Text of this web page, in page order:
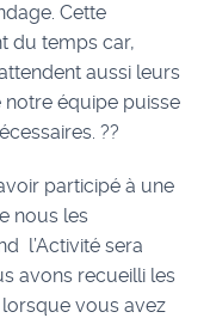
Cette
du temps car,
aussi leurs
notre équipe puisse
??
participé à une
nous les
l’Activité sera
avons recueilli les
vous avez